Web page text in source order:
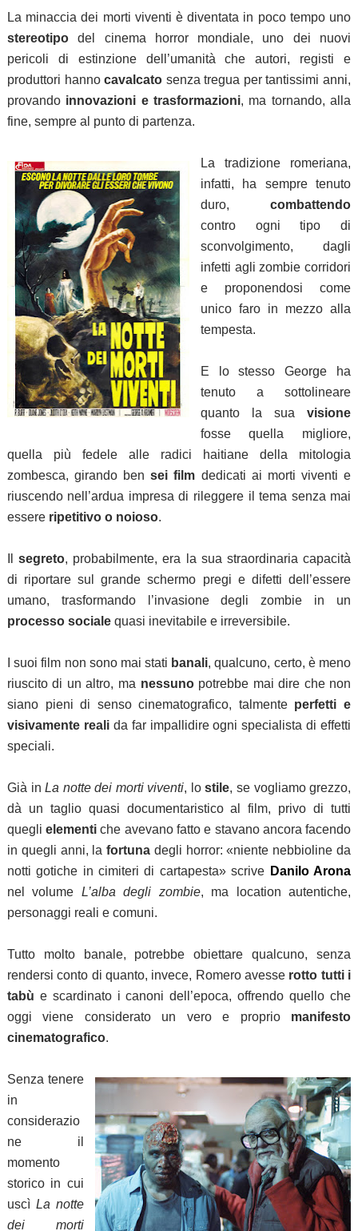
La minaccia dei morti viventi è diventata in poco tempo uno
stereotipodel cinema horror mondiale, uno dei nuovi
pericoli di estinzione dell’umanità che autori, registi e
produttori hannocavalcato senza tregua per tantissimi anni,
provando innovazioni e trasformazioni, ma tornando, alla
fine, sempre al punto di partenza.
La tradizione romeriana,
infatti, ha sempre tenuto
duro,combattendo
contro ogni tipo di
sconvolgimento, dagli
infetti agli zombie corridori
e proponendosi come
unico faro in mezzo alla
tempesta.
E lo stesso George ha
tenuto a sottolineare
quanto la suavisione
fosse quella migliore,
quella più fedele alle radici haitiane della mitologia
zombesca, girando ben sei film dedicati ai morti viventi e
riuscendo nell’ardua impresa di rileggere il tema senza mai
essere ripetitivo o noioso.
Ilsegreto, probabilmente, era la sua straordinaria capacità
di riportare sul grande schermo pregi e difetti dell’essere
umano, trasformando l’invasione degli zombie in un
processo socialequasi inevitabile e irreversibile.
I suoi film non sono mai stati banali, qualcuno, certo, è meno
riuscito di un altro, ma nessunopotrebbe mai dire che non
siano pieni di senso cinematografico, talmente perfetti e
visivamente reali da far impallidire ogni specialista di effetti
speciali.
Già inLa notte dei morti viventi, lostile, se vogliamo grezzo,
dà un taglio quasi documentaristico al film, privo di tutti
queglielementiche avevano fatto e stavano ancora facendo
in quegli anni, lafortuna degli horror: «niente nebbioline da
notti gotiche in cimiteri di cartapesta» scrive Danilo Arona
nel volume L’alba degli zombie, ma location autentiche,
personaggi reali e comuni.
Tutto molto banale, potrebbe obiettare qualcuno, senza
rendersi conto di quanto, invece, Romero avesse rotto tutti i
tabù e scardinato i canoni dell’epoca, offrendo quello che
oggi viene considerato un vero e proprio manifesto
cinematografico.
Senza tenere
in
considerazio
ne il
momento
storico in cui
uscì La notte
dei morti